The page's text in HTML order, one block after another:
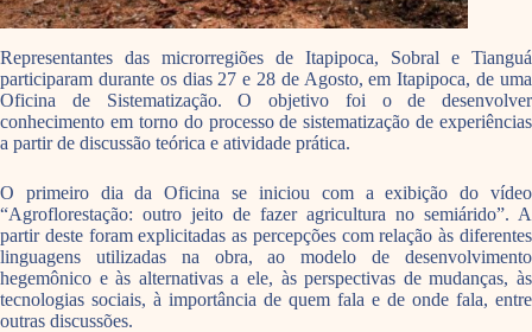
Representantes das microrregiões de Itapipoca, Sobral e Tianguá
participaram durante os dias 27 e 28 de Agosto, em Itapipoca, de uma
Oficina de Sistematização. O objetivo foi o de desenvolver
conhecimento em torno do processo de sistematização de experiências
a partir de discussão teórica e atividade prática.
O primeiro dia da Oficina se iniciou com a exibição do vídeo
“Agroflorestação: outro jeito de fazer agricultura no semiárido”. A
partir deste foram explicitadas as percepções com relação às diferentes
linguagens utilizadas na obra, ao modelo de desenvolvimento
hegemônico e às alternativas a ele, às perspectivas de mudanças, às
tecnologias sociais, à importância de quem fala e de onde fala, entre
outras discussões.